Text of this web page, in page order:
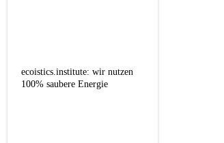
ecoistics.institute: wir nutzen
100% saubere Energie